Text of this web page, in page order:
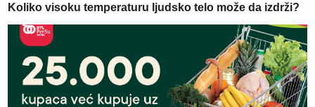
Koliko visoku temperaturu ljudsko telo može da izdrži?